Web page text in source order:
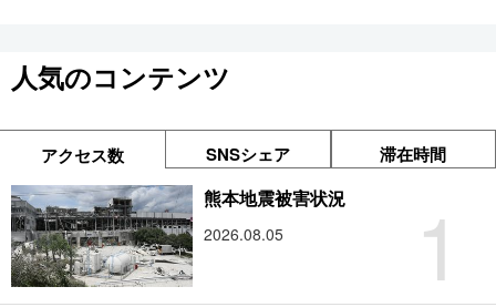
人気のコンテンツ
アクセス数 SNSシェア 滞在時間
1
熊本地震被害状況
2026.08.05